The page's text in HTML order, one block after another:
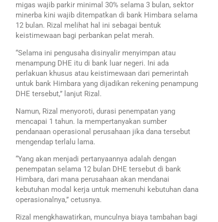
migas wajib parkir minimal 30% selama 3 bulan, sektor
minerba kini wajib ditempatkan di bank Himbara selama
12 bulan. Rizal melihat hal ini sebagai bentuk
keistimewaan bagi perbankan pelat merah.
“Selama ini pengusaha disinyalir menyimpan atau
menampung DHE itu di bank luar negeri. Ini ada
perlakuan khusus atau keistimewaan dari pemerintah
untuk bank Himbara yang dijadikan rekening penampung
DHE tersebut,” lanjut Rizal.
Namun, Rizal menyoroti, durasi penempatan yang
mencapai 1 tahun. Ia mempertanyakan sumber
pendanaan operasional perusahaan jika dana tersebut
mengendap terlalu lama.
“Yang akan menjadi pertanyaannya adalah dengan
penempatan selama 12 bulan DHE tersebut di bank
Himbara, dari mana perusahaan akan mendanai
kebutuhan modal kerja untuk memenuhi kebutuhan dana
operasionalnya,” cetusnya.
Rizal mengkhawatirkan, munculnya biaya tambahan bagi